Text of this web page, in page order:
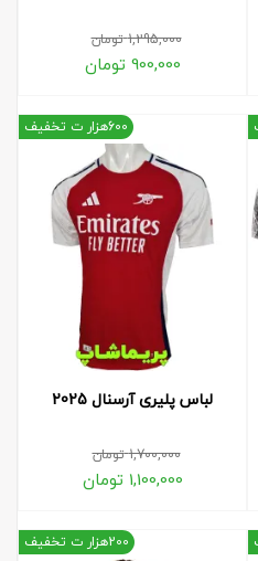
1,295,000تومان
900,000 تومان
لباس پلیری آرسنال 2025
1,700,000تومان
1,100,000 تومان
600هزار ت تخفیف
200هزار ت تخفیف